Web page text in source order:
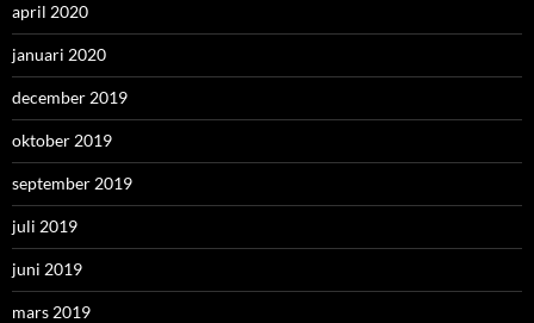
april 2020
januari 2020
december 2019
oktober 2019
september 2019
juli 2019
juni 2019
mars 2019